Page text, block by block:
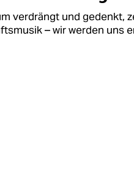
verdrängt und gedenkt,
– wir werden uns